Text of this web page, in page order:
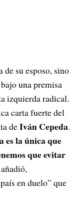
de su esposo, sino
una premisa
izquierda radical.
carta fuerte del
deIván Cepeda.
es la única que
que evitar
en duelo” que